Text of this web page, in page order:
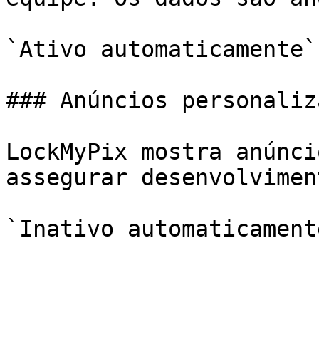
`Ativo automaticamente`
### Anúncios
LockMyPix mostra
assegurar